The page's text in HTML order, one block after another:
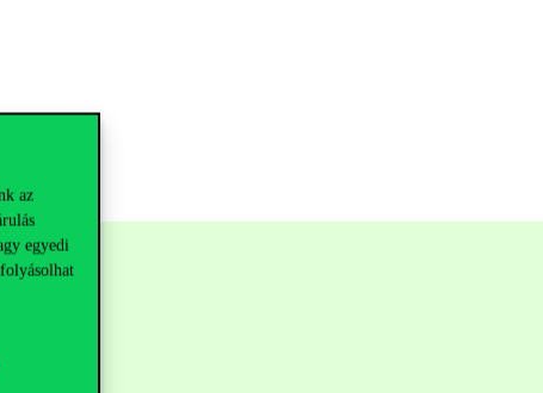
az
egyedi